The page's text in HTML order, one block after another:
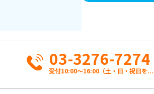
03-3276-7274
受付10:00〜16:00（土・日・祝日を...